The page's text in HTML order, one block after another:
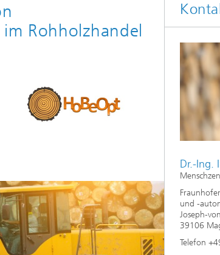
Rohholzhandel
Dr.-Ing.
und -
Joseph-
39106
Telefon